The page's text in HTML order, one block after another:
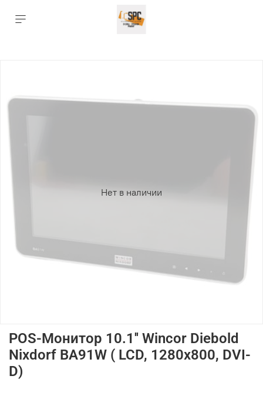
Нет в наличии
POS-Монитор 10.1'' Wincor Diebold
Nixdorf BA91W ( LCD, 1280x800, DVI-
D)